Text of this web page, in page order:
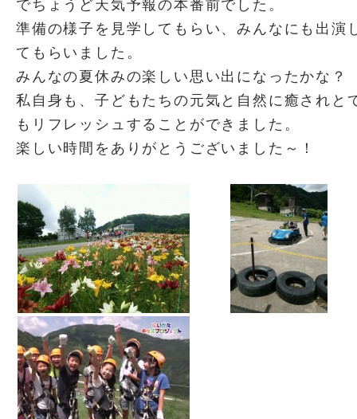
でちょうど天気予報の本番前でした。
準備の様子を見学してもらい、みんなにも出演
てもらいました。
みんなの夏休みの楽しい思い出になったかな？
私自身も、子どもたちの元気と自然に癒されと
もリフレッシュすることができました。
楽しい時間をありがとうございました～！